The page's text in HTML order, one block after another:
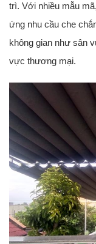
trì. Với nhiều mẫu
ứng nhu cầu che
không gian như sân
vực thương mại.